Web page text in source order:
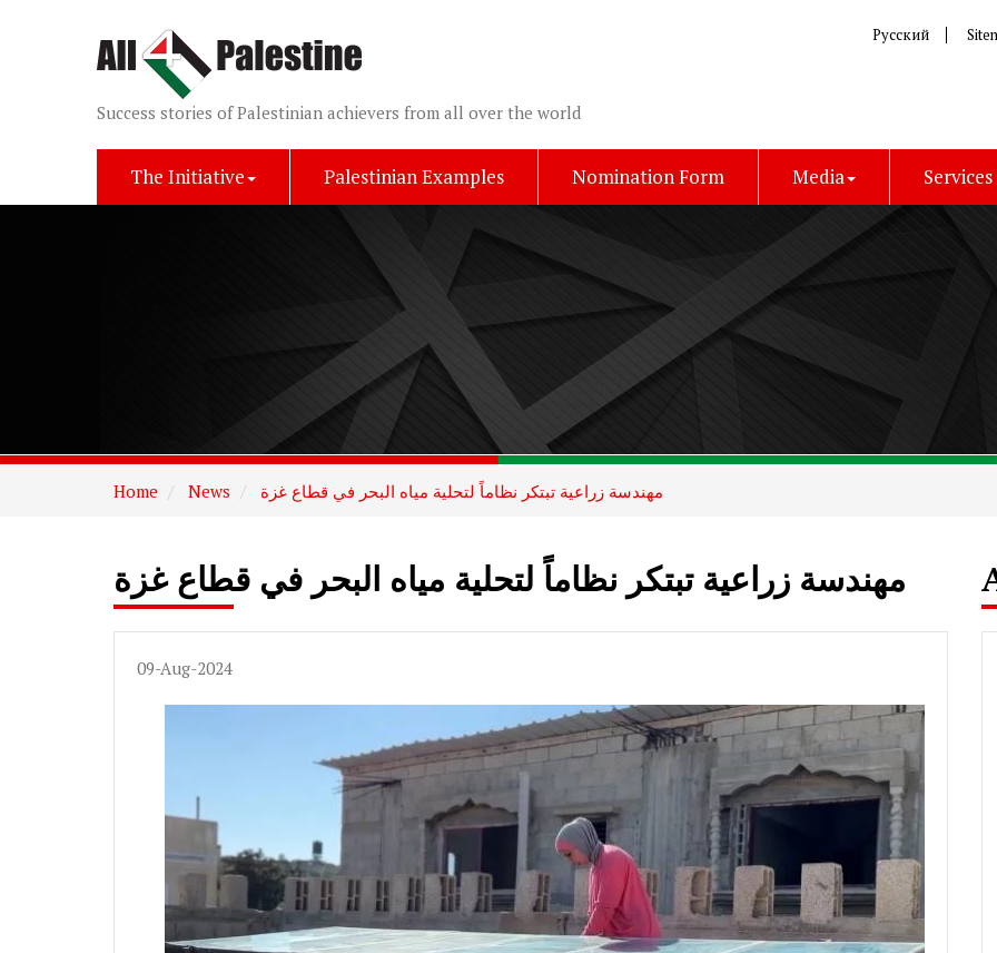
Success stories of Palestinian achievers from all over the world
Русский
The Initiative Palestinian Examples Nomination Form Media
Home News مهندسة زراعية تبتكر نظاماً لتحلية مياه البحر في قطاع غزة
مهندسة زراعية تبتكر نظاماً لتحلية مياه البحر في قطاع غزة
09-Aug-2024